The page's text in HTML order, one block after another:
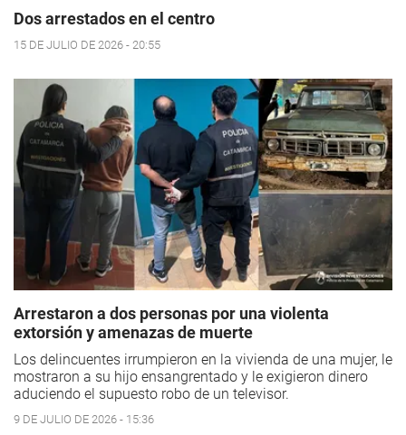
Dos arrestados en el centro
15 DE JULIO DE 2026 - 20:55
Arrestaron a dos personas por una violenta
extorsión y amenazas de muerte
Los delincuentes irrumpieron en la vivienda de una mujer, le
mostraron a su hijo ensangrentado y le exigieron dinero
aduciendo el supuesto robo de un televisor.
9 DE JULIO DE 2026 - 15:36